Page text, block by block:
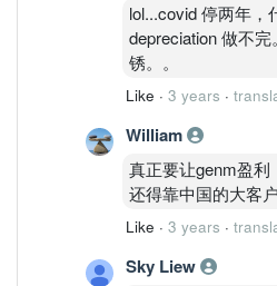
lol...covid 停两年，
depreciation 做不
锈。。
Like · 3 years ·
William
真正要让genm盈利
还得靠中国的大客
Like · 3 years ·
Sky Liew